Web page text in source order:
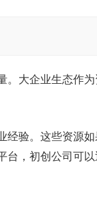
。大企业生态作
经验。这些资源
台，初创公司可